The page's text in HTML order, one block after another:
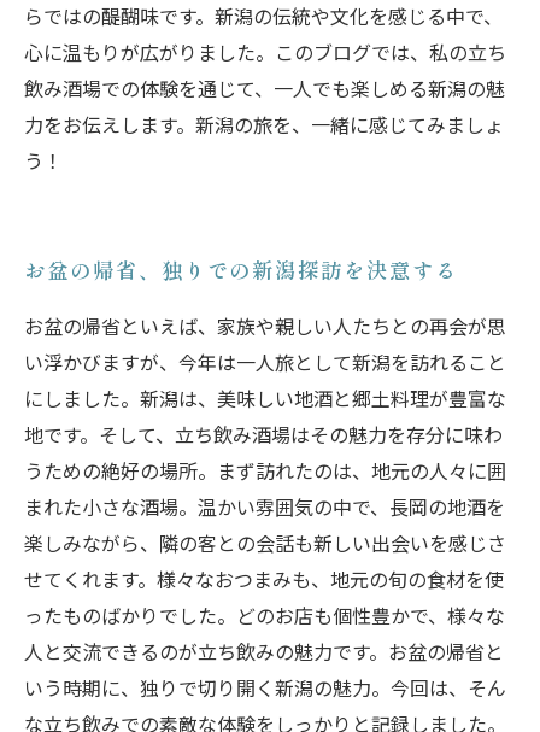
らではの醍醐味です。新潟の伝統や文化を感じる中で、
心に温もりが広がりました。このブログでは、私の立ち
飲み酒場での体験を通じて、一人でも楽しめる新潟の魅
力をお伝えします。新潟の旅を、一緒に感じてみましょ
う！
お盆の帰省、独りでの新潟探訪を決意する
お盆の帰省といえば、家族や親しい人たちとの再会が思
い浮かびますが、今年は一人旅として新潟を訪れること
にしました。新潟は、美味しい地酒と郷土料理が豊富な
地です。そして、立ち飲み酒場はその魅力を存分に味わ
うための絶好の場所。まず訪れたのは、地元の人々に囲
まれた小さな酒場。温かい雰囲気の中で、長岡の地酒を
楽しみながら、隣の客との会話も新しい出会いを感じさ
せてくれます。様々なおつまみも、地元の旬の食材を使
ったものばかりでした。どのお店も個性豊かで、様々な
人と交流できるのが立ち飲みの魅力です。お盆の帰省と
いう時期に、独りで切り開く新潟の魅力。今回は、そん
な立ち飲みでの素敵な体験をしっかりと記録しました。